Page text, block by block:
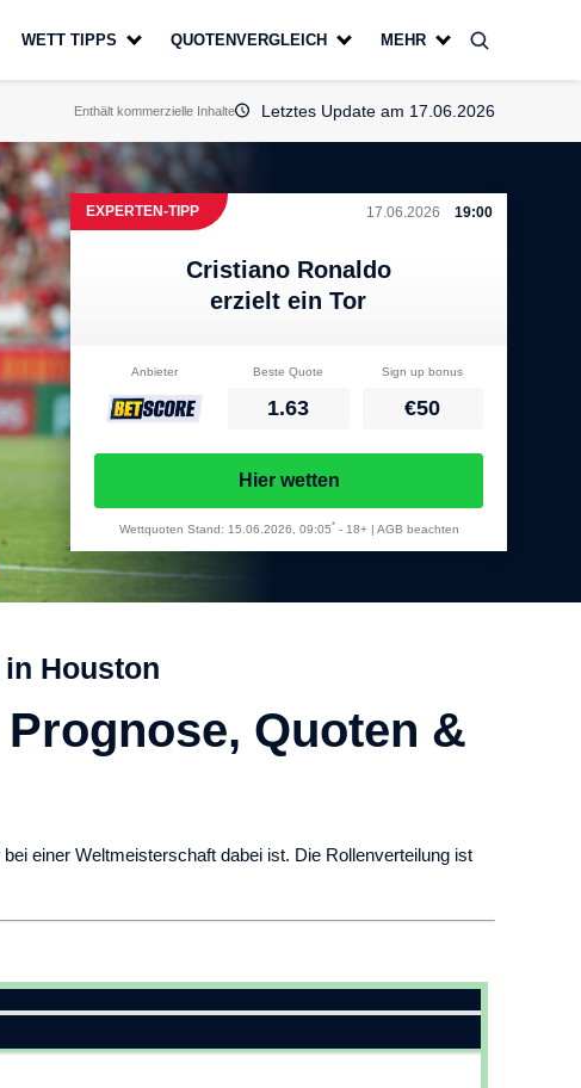
WETT TIPPS QUOTENVERGLEICH MEHR
Enthält kommerzielle Inhalte Letztes Update am 17.06.2026
EXPERTEN-TIPP 17.06.2026 19:00
Cristiano Ronaldo
erzielt ein Tor
Anbieter Beste Quote
1.63
Sign up bonus
€50
Hier wetten
Wettquoten Stand: 15.06.2026, 09:05*- 18+ | AGB beachten
Houston
Quoten &
einer Weltmeisterschaft dabei ist. Die Rollenverteilung ist